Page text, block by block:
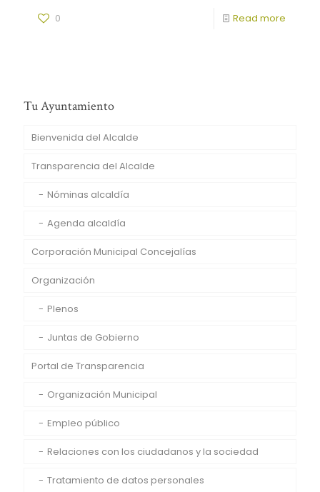
0 Read more
Tu Ayuntamiento
Bienvenida del Alcalde
Transparencia del Alcalde
Nóminas alcaldía
Agenda alcaldía
Corporación Municipal Concejalías
Organización
Plenos
Juntas de Gobierno
Portal de Transparencia
Organización Municipal
Empleo público
Relaciones con los ciudadanos y la sociedad
Tratamiento de datos personales